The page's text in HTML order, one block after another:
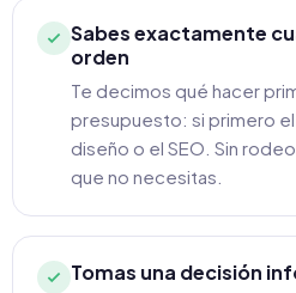
Sabes exactamente
orden
Te decimos qué hacer
presupuesto: si primero
diseño o el SEO. Sin
que no necesitas.
Tomas una decisión